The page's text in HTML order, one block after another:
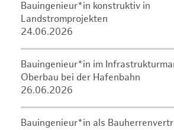
Bauingenieur*in konstruktiv in
Landstromprojekten
24.06.2026
Bauingenieur*in im
Oberbau bei der Hafenbahn
26.06.2026
Bauingenieur*in als